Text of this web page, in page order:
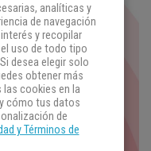
analíticas y
de navegación
y recopilar
uso de todo tipo
desea elegir solo
obtener más
cookies en la
cómo tus datos
de
y Términos de